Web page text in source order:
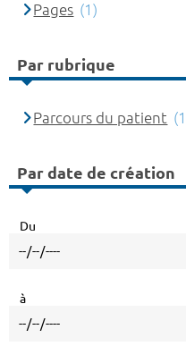
Pages (1)
Par rubrique
Parcours du patient
Par date de création
Du
à